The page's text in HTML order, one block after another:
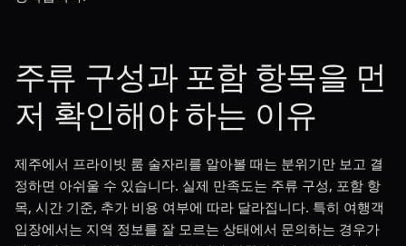
주류 구성과 포함 항목을 먼
저 확인해야 하는 이유
제주에서 프라이빗 룸 술자리를 알아볼 때는 분위기만 보고 결
정하면 아쉬울 수 있습니다. 실제 만족도는 주류 구성, 포함 항
목, 시간 기준, 추가 비용 여부에 따라 달라집니다. 특히 여행객
입장에서는 지역 정보를 잘 모르는 상태에서 문의하는 경우가